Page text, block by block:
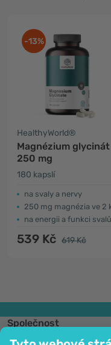
-13%
HealthyWorld®
Magnézium glycinát
250 mg
180 kapslí
na svaly a nervy
250 mg magnézia ve 2
na energii a funkci svalů
539 Kč 619 Kč
Společnost
Informace